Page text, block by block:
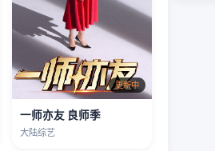
更新中
一师亦友 良师季
大陆综艺